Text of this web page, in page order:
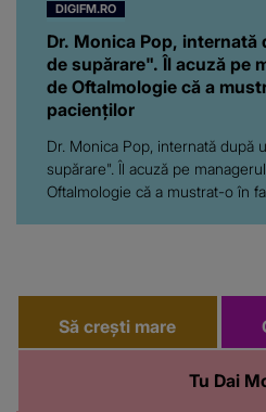
DIGIFM.RO
Dr. Monica Pop,
de supărare". Îl acuză pe
de Oftalmologie că a
pacienților
Dr. Monica Pop, internată după
supărare". Îl acuză pe
Oftalmologie că a mustrat-o în
Să crești mare
Tu Dai